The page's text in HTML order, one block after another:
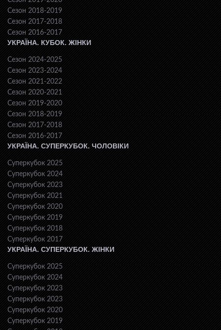
Сезон 2018-2019
Сезон 2017-2018
Сезон 2016-2017
УКРАЇНА. КУБОК. ЖІНКИ
Сезон 2024-2025
Сезон 2023-2024
Сезон 2021-2022
Сезон 2020-2021
Сезон 2019-2020
Сезон 2018-2019
Сезон 2017-2018
Сезон 2016-2017
УКРАЇНА. СУПЕРКУБОК. ЧОЛОВІКИ
Суперкубок 2025
Суперкубок 2024
Суперкубок 2023
Суперкубок 2021
Суперкубок 2020
Суперкубок 2019
Суперкубок 2018
Суперкубок 2017
УКРАЇНА. СУПЕРКУБОК. ЖІНКИ
Суперкубок 2025
Суперкубок 2024
Суперкубок 2023
Суперкубок 2023
Суперкубок 2020
Суперкубок 2019